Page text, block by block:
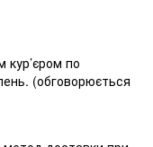
по
(обговорюється